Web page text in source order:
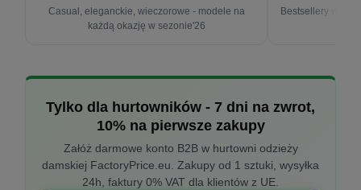
Casual, eleganckie, wieczorowe - modele na
każdą okazję w sezonie'26
Bestsellery w
Tylko dla hurtowników - 7 dni na zwrot,
10% na pierwsze zakupy
Załóż darmowe konto B2B w hurtowni odzieży
damskiej FactoryPrice.eu. Zakupy od 1 sztuki, wysyłka
24h, faktury 0% VAT dla klientów z UE.